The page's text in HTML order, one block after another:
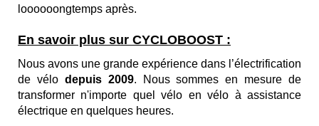
loooooongtemps après.
En savoir plus sur CYCLOBOOST :
Nous avons une grande expérience dans l’électrification
de vélo depuis 2009. Nous sommes en mesure de
transformer n'importe quel vélo envélo à assistance
électrique en quelques heures.